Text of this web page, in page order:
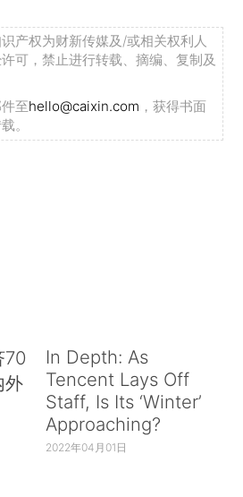
产权为财新传媒及/或相关权利人
可，禁止进行转载、摘编、复制及
至hello@caixin.com ，获得书面
。
70
外
In Depth: As
Tencent Lays Off
Staff, Is Its ‘Winter’
Approaching?
2022年04月01日